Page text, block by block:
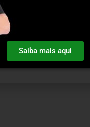
Saiba mais aqui